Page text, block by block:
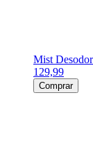
Mist
129,99
Comprar